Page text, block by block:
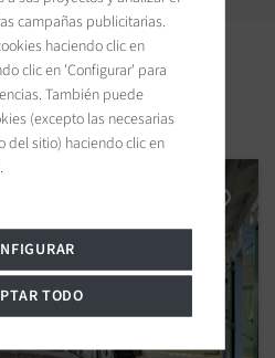
cercanas
campañas publicitarias.
haciendo clic en
clic en 'Configurar' para
También puede
(excepto las necesarias
del sitio) haciendo clic en
TODO